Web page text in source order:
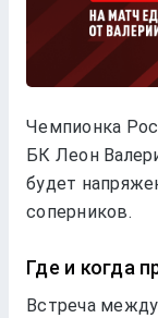
Чемпионка
БК Леон
будет
соперников.
Где и когда
Встреча